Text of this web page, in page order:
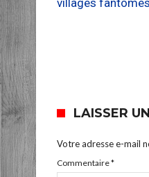
villages
LAISSER
Votre adresse e-mail
Commentaire*